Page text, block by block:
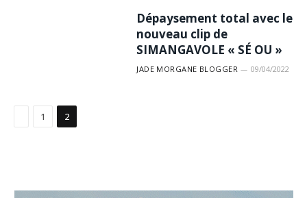
Dépaysement total avec le
nouveau clip de
SIMANGAVOLE « SÉ OU »
JADE MORGANE BLOGGER 09/04/2022
Précédent
1 2